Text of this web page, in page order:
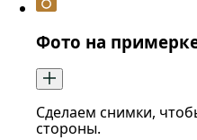
Фото на
Сделаем снимки,
стороны.